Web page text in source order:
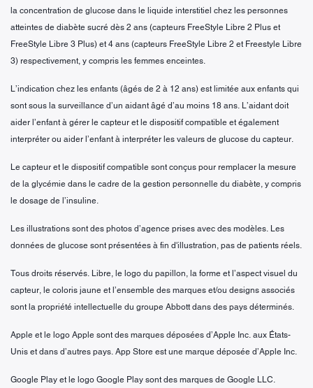
la concentration de glucose dans le liquide interstitiel chez les personnes
atteintes de diabète sucré dès 2 ans (capteurs FreeStyle Libre 2 Plus et
FreeStyle Libre 3 Plus) et 4 ans (capteurs FreeStyle Libre 2 et Freestyle Libre
3) respectivement, y compris les femmes enceintes.
L’indication chez les enfants (âgés de 2 à 12 ans) est limitée aux enfants qui
sont sous la surveillance d’un aidant âgé d’au moins 18 ans. L’aidant doit
aider l’enfant à gérer le capteur et le dispositif compatible et également
interpréter ou aider l’enfant à interpréter les valeurs de glucose du capteur.
Le capteur et le dispositif compatible sont conçus pour remplacer la mesure
de la glycémie dans le cadre de la gestion personnelle du diabète, y compris
le dosage de l’insuline.
Les illustrations sont des photos d’agence prises avec des modèles. Les
données de glucose sont présentées à fin d'illustration, pas de patients réels.
Tous droits réservés. Libre, le logo du papillon, la forme et l’aspect visuel du
capteur, le coloris jaune et l’ensemble des marques et/ou designs associés
sont la propriété intellectuelle du groupe Abbott dans des pays déterminés.
Apple et le logo Apple sont des marques déposées d’Apple Inc. aux États-
Unis et dans d’autres pays. App Store est une marque déposée d’Apple Inc.
Google Play et le logo Google Play sont des marques de Google LLC.